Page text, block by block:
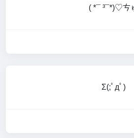
( *¯ ³¯*)♡ㄘ
Σ(;ﾟдﾟ)